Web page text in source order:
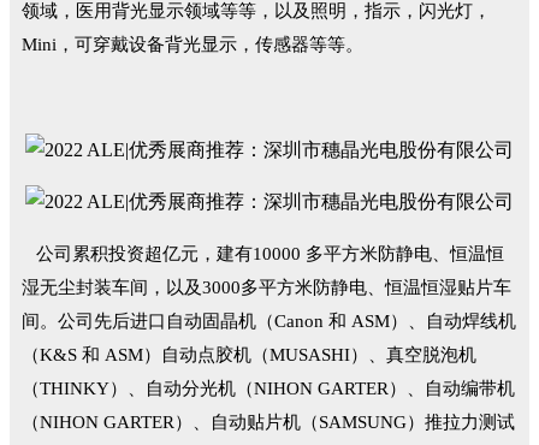
领域，医用背光显示领域等等，以及照明，指示，闪光灯，
Mini，可穿戴设备背光显示，传感器等等。
公司累积投资超亿元，建有10000 多平方米防静电、恒温恒
湿无尘封装车间，以及3000多平方米防静电、恒温恒湿贴片车
间。公司先后进口自动固晶机（Canon 和 ASM）、自动焊线机
（K&S 和 ASM）自动点胶机（MUSASHI）、真空脱泡机
（THINKY）、自动分光机（NIHON GARTER）、自动编带机
（NIHON GARTER）、自动贴片机（SAMSUNG）推拉力测试